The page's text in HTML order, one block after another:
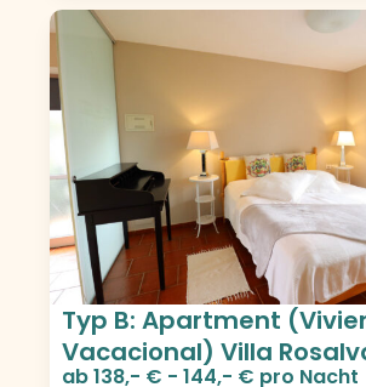
Typ B: Apartment
Vacacional) Villa
ab138,- € - 144,- € pro Nacht